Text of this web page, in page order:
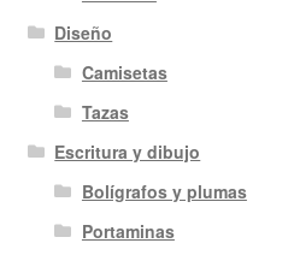
Diseño
Camisetas
Tazas
Escritura y dibujo
Bolígrafos y plumas
Portaminas